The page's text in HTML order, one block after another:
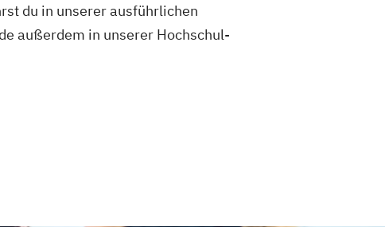
du in unserer ausführlichen
außerdem in unserer Hochschul-